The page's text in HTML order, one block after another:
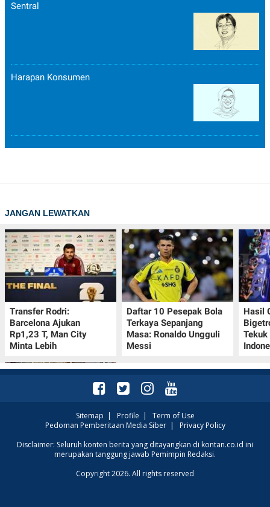
Sentral
Harapan Konsumen
JANGAN LEWATKAN
Transfer Rodri:
Barcelona Ajukan
Rp1,23 T, Man City
Minta Lebih
Daftar 10 Pesepak Bola
Terkaya Sepanjang
Masa: Ronaldo Ungguli
Messi
Hasil
Kalender Lunar China
10-16 Agustus 2026:
Sitemap | Profile | Term of Use
Pedoman Pemberitaan Media Siber| Privacy Policy
Disclaimer: Seluruh konten berita yang ditayangkan di kontan.co.id ini
merupakan tanggung jawab Pemimpin Redaksi.
Copyright 2026. All rights reserved